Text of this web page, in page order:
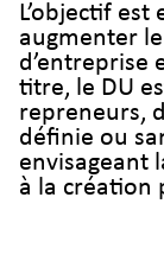
L’objectif
augmenter
d’entreprise
titre, le DU
repreneurs,
définie ou
envisageant
à la création